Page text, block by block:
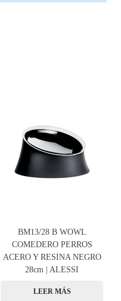
BM13/28 B WOWL
COMEDERO PERROS
ACERO Y RESINA NEGRO
28cm | ALESSI
LEER MÁS